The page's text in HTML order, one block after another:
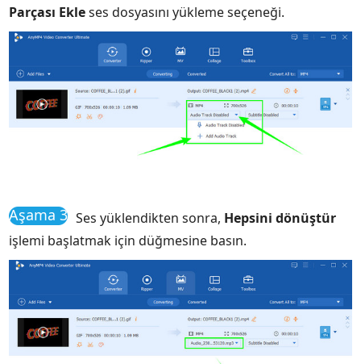
Parçası Ekleses dosyasını yükleme seçeneği.
Aşama 3 Ses yüklendikten sonra, Hepsini dönüştür
işlemi başlatmak için düğmesine basın.